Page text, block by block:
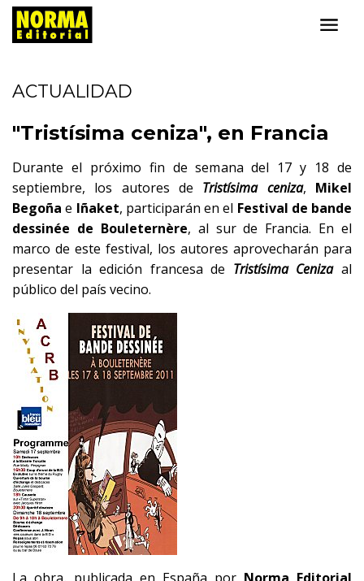
ACTUALIDAD
"Tristísima ceniza", en Francia
Durante el próximo fin de semana del 17 y 18 de
septiembre, los autores de Tristísima ceniza, Mikel
Begoña e Iñaket, participarán en el Festival de bande
dessinée de Bouleternère, al sur de Francia. En el
marco de este festival, los autores aprovecharán para
presentar la edición francesa de Tristísima Cenizaal
público del país vecino.